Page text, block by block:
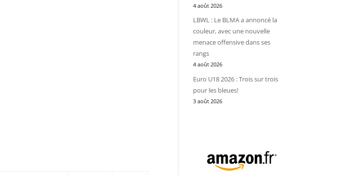
4 août 2026
LBWL : Le BLMA a annoncé la
couleur, avec une nouvelle
menace offensive dans ses
rangs
4 août 2026
Euro U18 2026 : Trois sur trois
pour les bleues!
3 août 2026